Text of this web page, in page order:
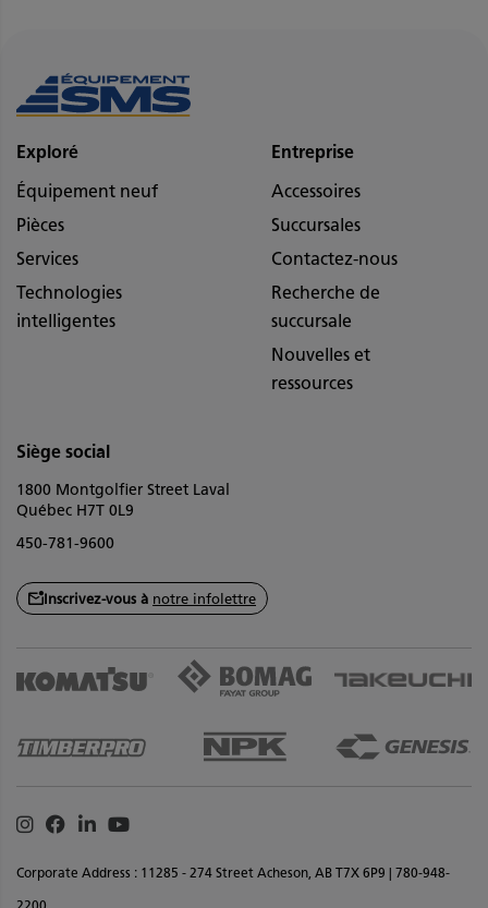
Exploré
Équipement neuf
Pièces
Services
Technologies
intelligentes
Entreprise
Accessoires
Succursales
Contactez-nous
Recherche de
succursale
Nouvelles et
ressources
Siège social
1800 Montgolfier Street Laval
Québec H7T 0L9
450-781-9600
Inscrivez-vous à notre infolettre
Corporate Address : 11285 - 274 Street Acheson, AB T7X 6P9 | 780-948-
Instagram
Facebook
LinkedinYoutube